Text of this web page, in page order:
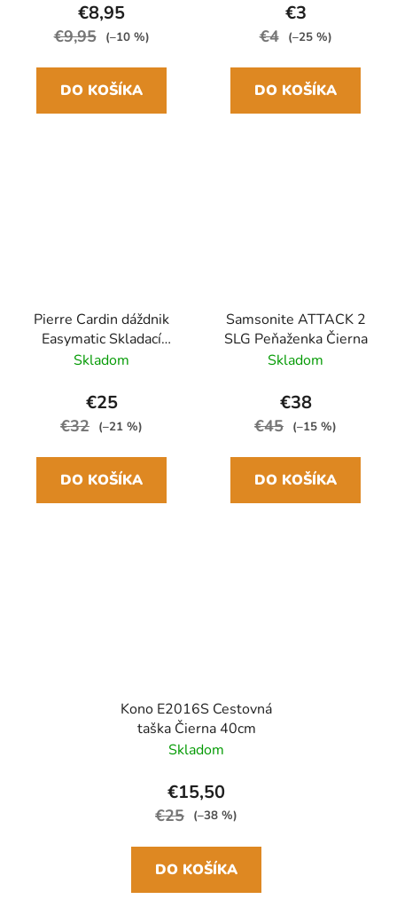
€8,95
€9,95 (–10 %)
DO KOŠÍKA
€3
€4 (–25 %)
DO KOŠÍKA
Pierre Cardin dáždnik
Easymatic Skladací
automatický Čierny
rukoväť
Skladom
€25
€32 (–21 %)
DO KOŠÍKA
Samsonite ATTACK 2
SLG Peňaženka Čierna
Skladom
€38
€45 (–15 %)
DO KOŠÍKA
Kono E2016S Cestovná
taška Čierna 40cm
Skladom
€15,50
€25 (–38 %)
DO KOŠÍKA